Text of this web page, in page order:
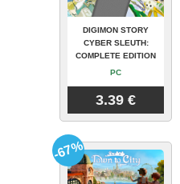
DIGIMON STORY
CYBER SLEUTH:
COMPLETE EDITION
PC
3.39 €
-67%